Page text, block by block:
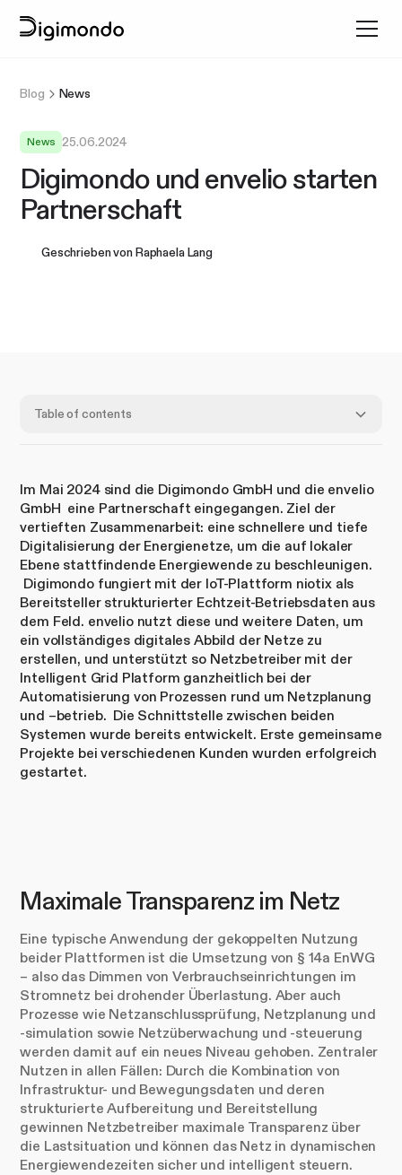
Blog News
News 25.06.2024
Digimondo und envelio starten
Partnerschaft
Geschrieben vonRaphaela Lang
Table of contents
Im Mai 2024 sind die Digimondo GmbH und die envelio
GmbH eine Partnerschaft eingegangen. Ziel der
vertieften Zusammenarbeit: eine schnellere und tiefe
Digitalisierung der Energienetze, um die auf lokaler
Ebene stattfindende Energiewende zu beschleunigen.
Digimondo fungiert mit der IoT-Plattform niotix als
Bereitsteller strukturierter Echtzeit-Betriebsdaten aus
dem Feld. envelio nutzt diese und weitere Daten, um
ein vollständiges digitales Abbild der Netze zu
erstellen, und unterstützt so Netzbetreiber mit der
Intelligent Grid Platform ganzheitlich bei der
Automatisierung von Prozessen rund um Netzplanung
und –betrieb. Die Schnittstelle zwischen beiden
Systemen wurde bereits entwickelt. Erste gemeinsame
Projekte bei verschiedenen Kunden wurden erfolgreich
gestartet.
Maximale Transparenz im Netz
Eine typische Anwendung der gekoppelten Nutzung
beider Plattformen ist die Umsetzung von § 14a EnWG
– also das Dimmen von Verbrauchseinrichtungen im
Stromnetz bei drohender Überlastung. Aber auch
Prozesse wie Netzanschlussprüfung, Netzplanung und
-simulation sowie Netzüberwachung und -steuerung
werden damit auf ein neues Niveau gehoben. Zentraler
Nutzen in allen Fällen: Durch die Kombination von
Infrastruktur- und Bewegungsdaten und deren
strukturierte Aufbereitung und Bereitstellung
gewinnen Netzbetreiber maximale Transparenz über
die Lastsituation und können das Netz in dynamischen
Energiewendezeiten sicher und intelligent steuern.